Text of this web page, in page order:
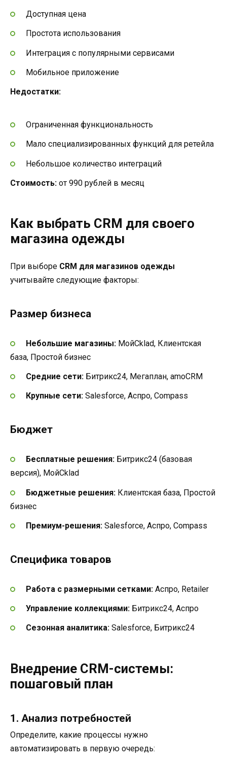
Доступная цена
Простота использования
Интеграция с популярными сервисами
Мобильное приложение
Недостатки:
Ограниченная функциональность
Мало специализированных функций для ретейла
Небольшое количество интеграций
Стоимость: от 990 рублей в месяц
Как выбрать CRM для своего
магазина одежды
При выборе CRM для магазинов одежды
учитывайте следующие факторы:
Размер бизнеса
Небольшие магазины:МойСklad, Клиентская
база, Простой бизнес
Средние сети:Битрикс24, Мегаплан, amoCRM
Крупные сети:Salesforce, Аспро, Compass
Бюджет
Бесплатные решения:Битрикс24 (базовая
версия), МойСklad
Бюджетные решения:Клиентская база, Простой
бизнес
Премиум-решения:Salesforce, Аспро, Compass
Специфика товаров
Работа с размерными сетками:Аспро, Retailer
Управление коллекциями:Битрикс24, Аспро
Сезонная аналитика:Salesforce, Битрикс24
Внедрение CRM-системы:
пошаговый план
1. Анализ потребностей
Определите, какие процессы нужно
автоматизировать в первую очередь: